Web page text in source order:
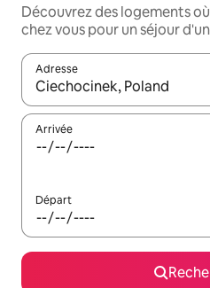
Découvrez des logements
chez vous pour un séjour
Adresse
Lorsque les résultats
Arrivée
Départ